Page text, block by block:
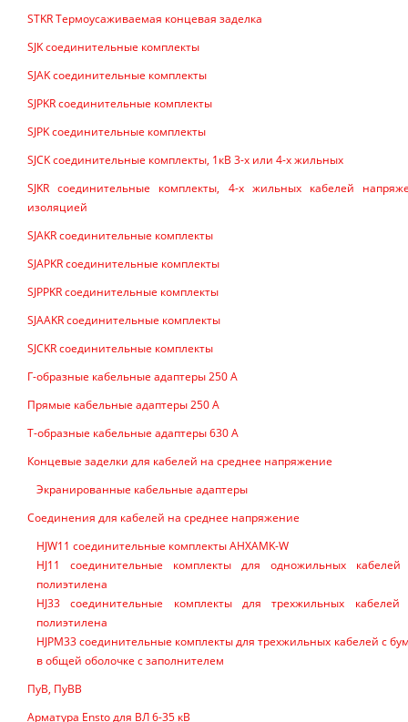
STKR Термоусаживаемая концевая заделка
SJK соединительные комплекты
SJAK соединительные комплекты
SJPKR соединительные комплекты
SJPK соединительные комплекты
SJCK соединительные комплекты, 1кВ 3-х или 4-х жильных
SJKR соединительные комплекты, 4-х жильных кабелей
изоляцией
SJAKR соединительные комплекты
SJAPKR соединительные комплекты
SJPPKR соединительные комплекты
SJAAKR соединительные комплекты
SJCKR соединительные комплекты
Г-образные кабельные адаптеры 250 А
Прямые кабельные адаптеры 250 А
Т-образные кабельные адаптеры 630 А
Концевые заделки для кабелей на среднее напряжение
Экранированные кабельные адаптеры
Соединения для кабелей на среднее напряжение
HJW11 соединительные комплекты AHXAMK-W
HJ11 соединительные комплекты для одножильных
полиэтилена
HJ33 соединительные комплекты для трехжильных
полиэтилена
HJPM33 соединительные комплекты для трехжильных кабелей с
в общей оболочке с заполнителем
ПуВ, ПуВВ
Арматура Ensto для ВЛ 6-35 кВ